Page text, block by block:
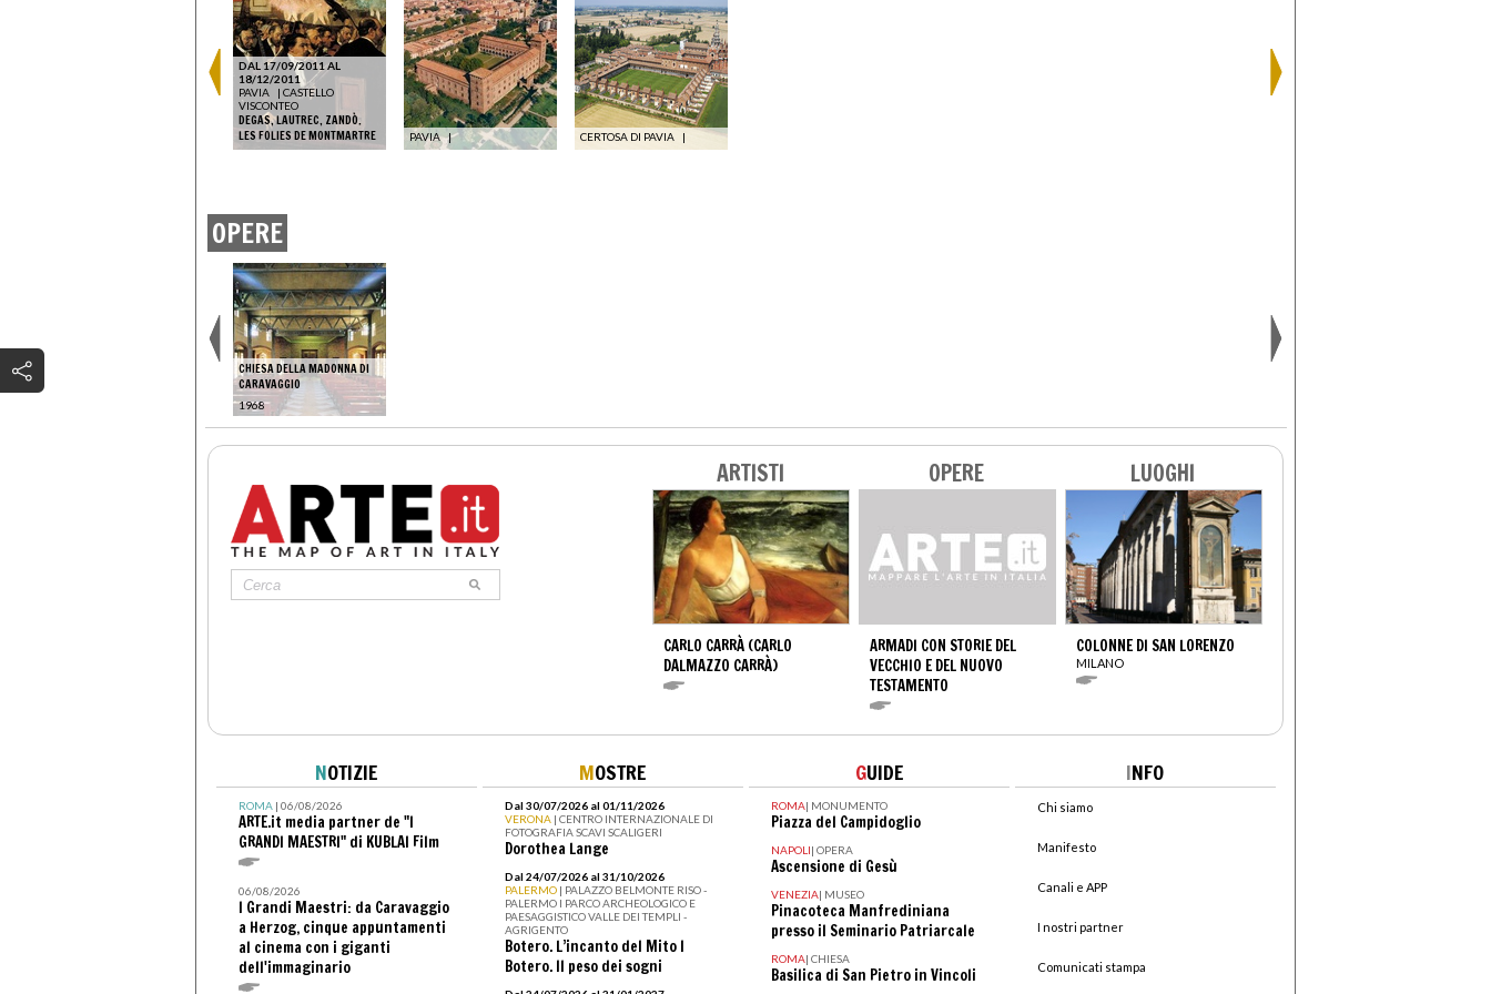
DAL 17/09/2011 AL
18/12/2011
PAVIA
| CASTELLO
VISCONTEO
DEGAS, LAUTREC, ZANDÒ.
LES FOLIES DE MONTMARTRE
PAVIA | CERTOSA DI PAVIA |
OPERE
CHIESA DELLA MADONNA DI
CARAVAGGIO
1968
ARTISTI
CARLO CARRÀ (CARLO
DALMAZZO CARRÀ)
OPERE
ARMADI CON STORIE DEL
VECCHIO E DEL NUOVO
TESTAMENTO
LUOGHI
COLONNE DI SAN LORENZO
MILANO
NOTIZIE
ROMA| 06/08/2026
ARTE.it media partner de "I
GRANDI MAESTRI" di KUBLAI Film
06/08/2026
I Grandi Maestri: da Caravaggio
a Herzog, cinque appuntamenti
al cinema con i giganti
dell'immaginario
MOSTRE
Dal 30/07/2026 al 01/11/2026
VERONA | CENTRO INTERNAZIONALE DI
FOTOGRAFIA SCAVI SCALIGERI
Dorothea Lange
Dal 24/07/2026 al 31/10/2026
PALERMO | PALAZZO BELMONTE RISO -
PALERMO I PARCO ARCHEOLOGICO E
PAESAGGISTICO VALLE DEI TEMPLI -
AGRIGENTO
Botero. L’incanto del Mito I
Botero. Il peso dei sogni
GUIDE
ROMA| MONUMENTO
Piazza del Campidoglio
NAPOLI| OPERA
Ascensione di Gesù
VENEZIA| MUSEO
Pinacoteca Manfrediniana
presso il Seminario Patriarcale
ROMA| CHIESA
Basilica di San Pietro in Vincoli
INFO
Chi siamo
Manifesto
Canali e APP
I nostri partner
Comunicati stampa